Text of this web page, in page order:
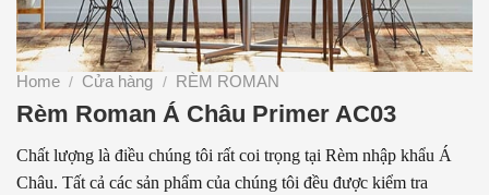
Home / Cửa hàng / RÈM ROMAN
Rèm Roman Á Châu Primer AC03
Chất lượng là điều chúng tôi rất coi trọng tại Rèm nhập khẩu Á
Châu. Tất cả các sản phẩm của chúng tôi đều được kiểm tra